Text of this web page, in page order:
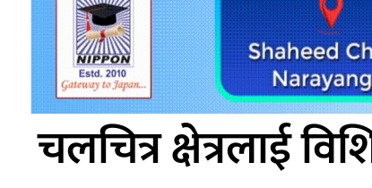
चलचित्र क्षेत्रलाई